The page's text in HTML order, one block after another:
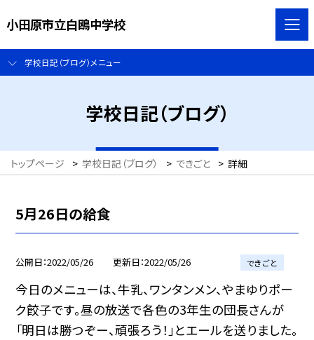
小田原市立白鴎中学校
学校日記（ブログ）メニュー
学校日記（ブログ）
トップページ > 学校日記（ブログ） > できごと > 詳細
5月26日の給食
公開日 2022/05/26 更新日 2022/05/26 できごと
今日のメニューは、牛乳、ワンタンメン、やまゆりポー
ク餃子です。昼の放送で各色の3年生の団長さんが
「明日は勝つぞー、頑張ろう！」とエールを送りました。